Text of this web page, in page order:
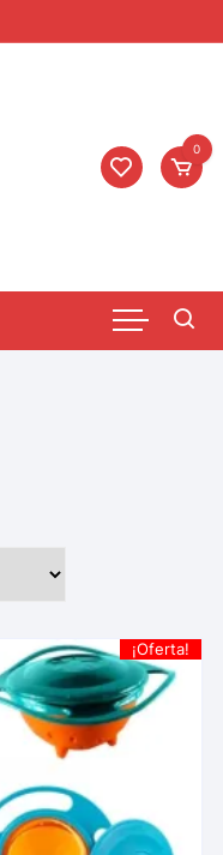
0
¡Oferta!